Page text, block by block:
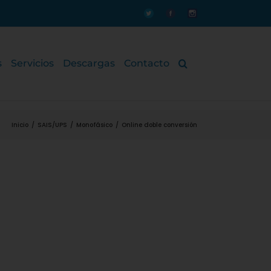
Personalizado
Personalizado
Personalizado
Servicios Descargas Contacto
Inicio / SAIS/UPS / Monofásico / Online doble conversión